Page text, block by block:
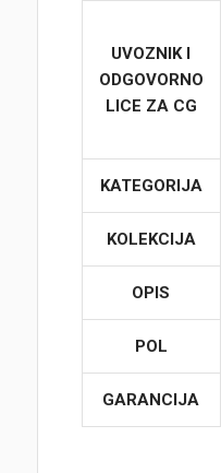
UVOZNIK I
ODGOVORNO
LICE ZA CG
KATEGORIJA
KOLEKCIJA
OPIS
POL
GARANCIJA